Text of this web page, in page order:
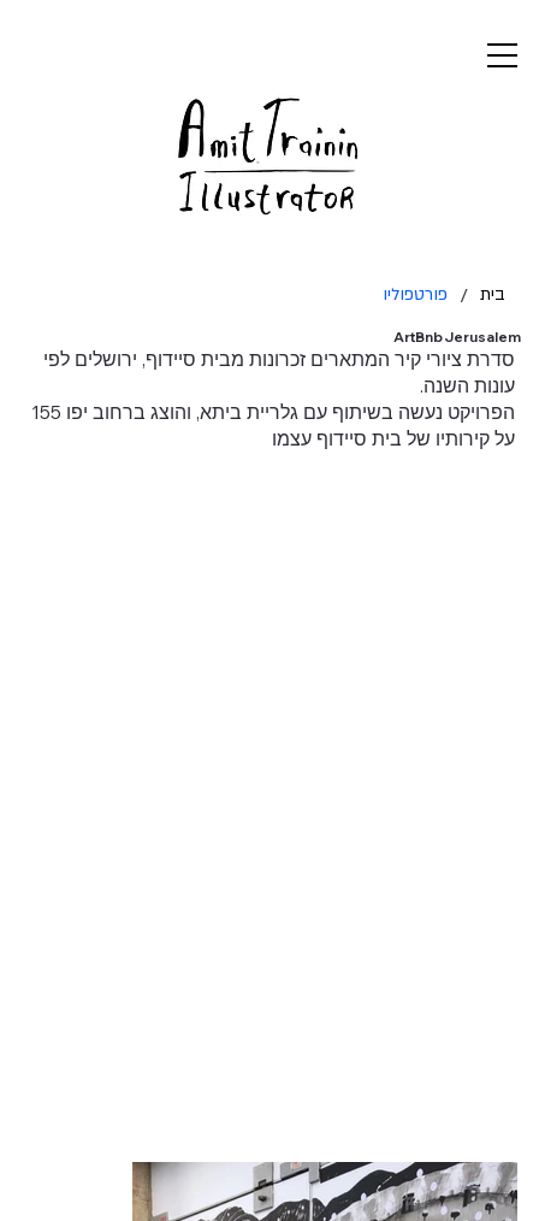
בית / פורטפוליו
ArtBnb Jerusalem
סדרת ציורי קיר המתארים זכרונות מבית סיידוף, ירושלים לפי
עונות השנה.
הפרויקט נעשה בשיתוף עם גלריית ביתא, והוצג ברחוב יפו 155
על קירותיו של בית סיידוף עצמו